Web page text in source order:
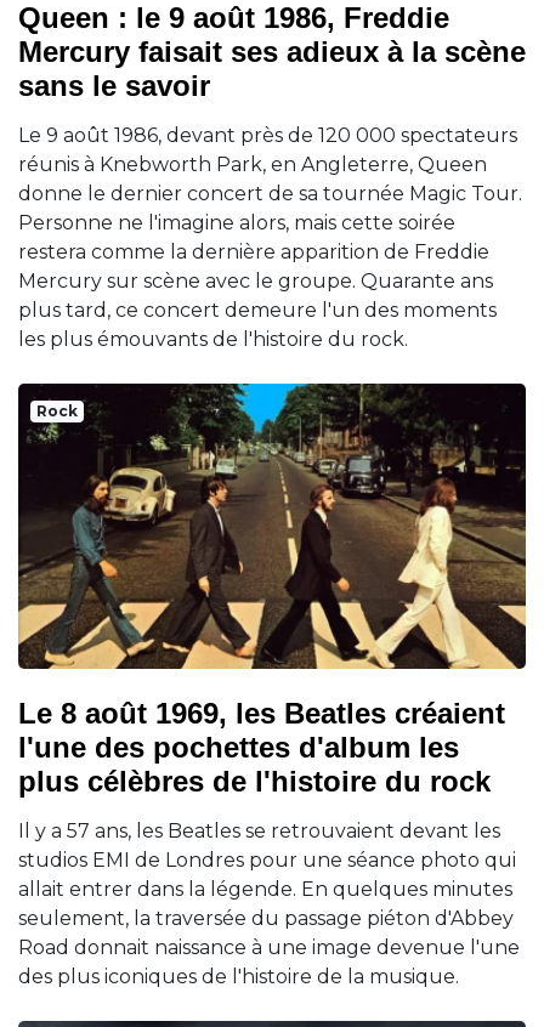
Queen : le 9 août 1986, Freddie
Mercury faisait ses adieux à la scène
sans le savoir
Le 9 août 1986, devant près de 120 000 spectateurs
réunis à Knebworth Park, en Angleterre, Queen
donne le dernier concert de sa tournée Magic Tour.
Personne ne l'imagine alors, mais cette soirée
restera comme la dernière apparition de Freddie
Mercury sur scène avec le groupe. Quarante ans
plus tard, ce concert demeure l'un des moments
les plus émouvants de l'histoire du rock.
Rock
Le 8 août 1969, les Beatles créaient
l'une des pochettes d'album les
plus célèbres de l'histoire du rock
Il y a 57 ans, les Beatles se retrouvaient devant les
studios EMI de Londres pour une séance photo qui
allait entrer dans la légende. En quelques minutes
seulement, la traversée du passage piéton d'Abbey
Road donnait naissance à une image devenue l'une
des plus iconiques de l'histoire de la musique.